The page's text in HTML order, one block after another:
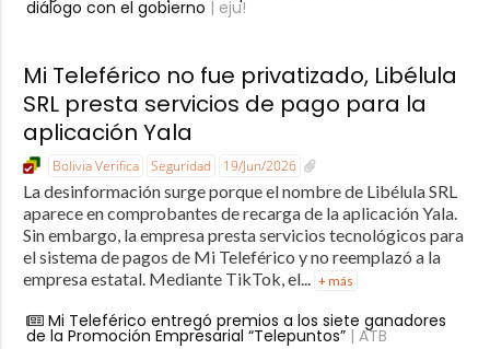
diálogo con el gobierno | eju!
Mi Teleférico no fue privatizado, Libélula
SRL presta servicios de pago para la
aplicación Yala
Bolivia Verifica Seguridad 19/Jun/2026
La desinformación surge porque el nombre de Libélula SRL
aparece en comprobantes de recarga de la aplicación Yala.
Sin embargo, la empresa presta servicios tecnológicos para
el sistema de pagos de Mi Teleférico y no reemplazó a la
empresa estatal. Mediante TikTok, el... + más
Mi Teleférico entregó premios a los siete ganadores
de la Promoción Empresarial “Telepuntos”| ATB